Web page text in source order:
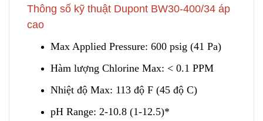
Thông số kỹ thuật Dupont BW30-400/34 áp
cao
Max Applied Pressure: 600 psig (41 Pa)
Hàm lượng Chlorine Max: < 0.1 PPM
Nhiệt độ Max: 113 độ F (45 độ C)
pH Range: 2-10.8 (1-12.5)*